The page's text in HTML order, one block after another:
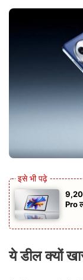
Pro
ये डील क्यों